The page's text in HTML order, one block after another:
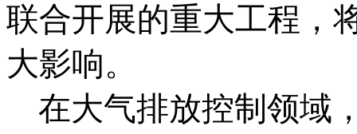
联合开展的重大工程，
大影响。
在大气排放控制领域